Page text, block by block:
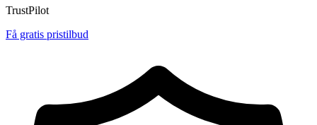
TrustPilot
Få gratis pristilbud